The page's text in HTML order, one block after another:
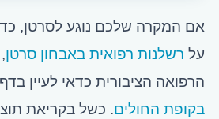
אם המקרה שלכם נוגע לסרטן,
על רשלנות רפואית באבחון סרטן
הרפואה הציבורית כדאי לעיין בדף
בקופת החולים. כשל בקריאת